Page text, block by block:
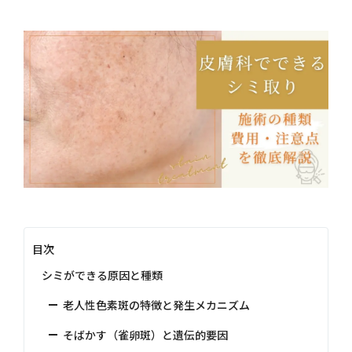
目次
シミができる原因と種類
老人性色素斑の特徴と発生メカニズム
そばかす（雀卵斑）と遺伝的要因